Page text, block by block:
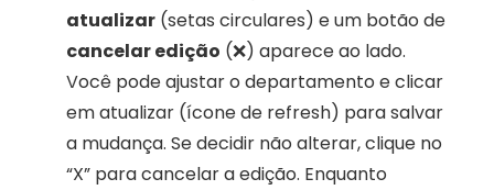
atualizar
cancelar edição (❌) aparece ao lado.
Você pode ajustar o departamento e clicar
em atualizar (ícone de refresh) para salvar
a mudança. Se decidir não alterar, clique no
“X” para cancelar a edição. Enquanto